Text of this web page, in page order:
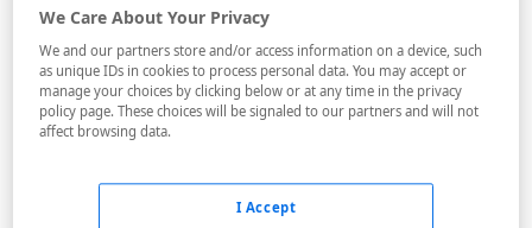
The Old Government House Hotel
We Care About Your Privacy
We and our partners store and/or access information on a device, such
as unique IDs in cookies to process personal data. You may accept or
manage your choices by clicking below or at any time in the privacy
policy page. These choices will be signaled to our partners and will not
affect browsing data.
I Accept